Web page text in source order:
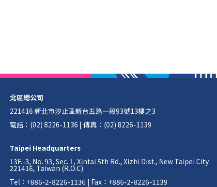
北區總公司
221416 新北市汐止區新台五路一段93號13樓之3
電話：(02) 8226-1136 | 傳真：(02) 8226-1139
Taipei Headquarters
13F.-3, No. 93, Sec. 1, Xintai 5th Rd., Xizhi Dist., New Taipei City
221416, Taiwan (R.O.C)
Tel：+886-2-8226-1136 | Fax：+886-2-8226-1139